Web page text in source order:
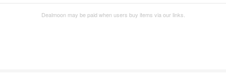
Dealmoon may be paid when users buy items via our links.